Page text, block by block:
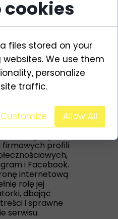
ds. marketingu
profili
i Facebook.
internetową
rolę jej
dbając
i sprawne
serwisu.
cookies
files stored on your
We use them
personalize
traffic.
Customize Allow All